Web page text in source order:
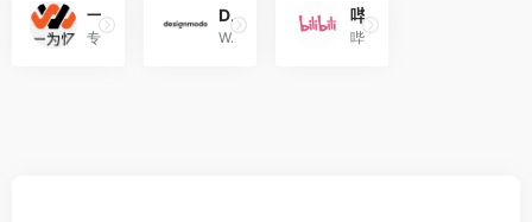
一为忆
专注分享互联网最精品内容，包含编程,美术设计，工具软件，包含编程，美术设计，工具软件。
Designmodo
Web Design Blog and Shop
哔哩哔哩（bilibili）
哔哩哔哩（bilibili）（NASDAQ：BILI；HKEX：9626 ） 是中国年轻人文化社区。